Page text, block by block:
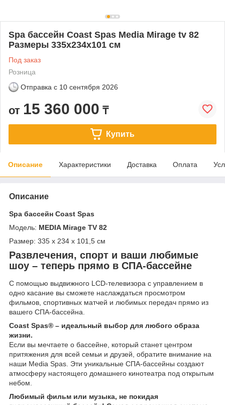
Spa бассейн Coast Spas Media Mirage tv 82
Размеры 335x234x101 см
Под заказ
Розница
Отправка с 10 сентября 2026
от 15 360 000 ₸
Купить
Описание Характеристики Доставка Оплата
Описание
Spa бассейн Coast Spas
Модель: MEDIA Mirage TV 82
Размер: 335 x 234 x 101,5 см
Развлечения, спорт и ваши любимые
шоу – теперь прямо в СПА-бассейне
С помощью выдвижного LCD-телевизора с управлением в
одно касание вы сможете наслаждаться просмотром
фильмов, спортивных матчей и любимых передач прямо из
вашего СПА-бассейна.
Coast Spas® – идеальный выбор для любого образа
жизни.
Если вы мечтаете о бассейне, который станет центром
притяжения для всей семьи и друзей, обратите внимание на
наши Media Spas. Эти уникальные СПА-бассейны создают
атмосферу настоящего домашнего кинотеатра под открытым
небом.
Любимый фильм или музыка, не покидая